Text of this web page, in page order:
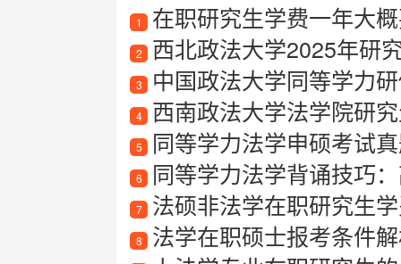
1 在职研究生学费一年大
2 西北政法大学2025年研
3 中国政法大学同等学力
4 西南政法大学法学院研
5 同等学力法学申硕考试
6 同等学力法学背诵技巧
7 法硕非法学在职研究生
8 法学在职硕士报考条件